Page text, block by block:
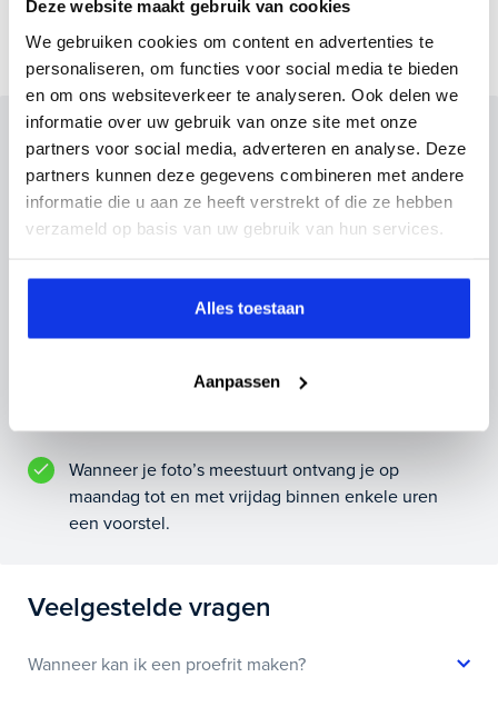
Deze website maakt gebruik van cookies
We gebruiken cookies om content en advertenties te
personaliseren, om functies voor social media te bieden
en om ons websiteverkeer te analyseren. Ook delen we
informatie over uw gebruik van onze site met onze
partners voor social media, adverteren en analyse. Deze
partners kunnen deze gegevens combineren met andere
informatie die u aan ze heeft verstrekt of die ze hebben
verzameld op basis van uw gebruik van hun services.
Alles toestaan
Aanpassen
Inruilvoorstel op deze auto?
Vul hier je gegevens in en vergeet niet foto's van je
inruilauto mee te sturen.
Wanneer je foto’s meestuurt ontvang je op
maandag tot en met vrijdag binnen enkele uren
een voorstel.
Veelgestelde vragen
Wanneer kan ik een proefrit maken?